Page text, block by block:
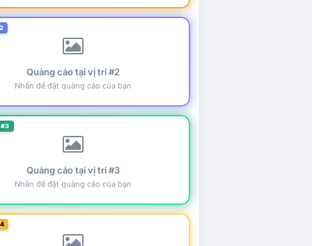
Quảng cáo tại vị trí #2
Nhấn để đặt quảng cáo của bạn
Quảng cáo tại vị trí #3
Nhấn để đặt quảng cáo của bạn